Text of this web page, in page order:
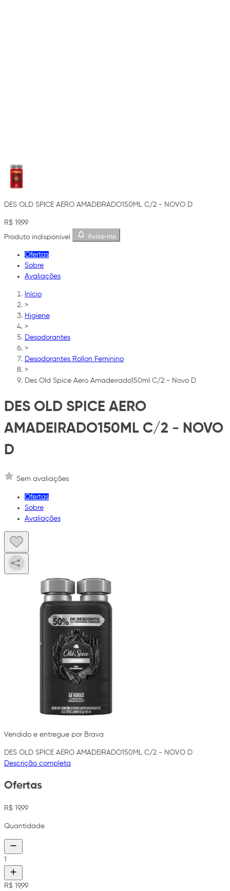
DES OLD SPICE AERO AMADEIRADO150ML C/2 - NOVO D
R$ 19,99
Produto indisponível
Avise-me
Ofertas
Sobre
Avaliações
Início
>
Higiene
>
Desodorantes
>
Desodorantes Rollon Feminino
>
Des Old Spice Aero Amadeirado150ml C/2 - Novo D
DES OLD SPICE AERO
AMADEIRADO150ML C/2 - NOVO
D
Sem avaliações
Ofertas
Sobre
Avaliações
Vendido e entregue por Brava
DES OLD SPICE AERO AMADEIRADO150ML C/2 - NOVO D
Descrição completa
Ofertas
R$ 19,99
Quantidade
1
R$ 19,99